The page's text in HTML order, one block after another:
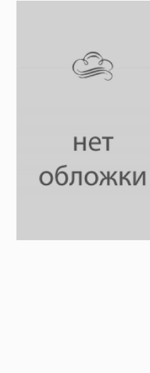
Научная литература